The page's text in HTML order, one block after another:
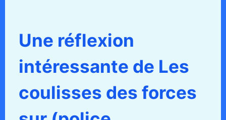
Une réflexion
intéressante de Les
coulisses des forces